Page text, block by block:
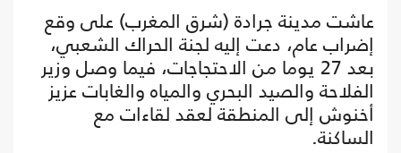
عاشت مدينة جرادة (شرق المغرب) على وقع
إضراب عام، دعت إليه لجنة الحراك الشعبي،
بعد 27 يوما من الاحتجاجات، فيما وصل وزير
الفلاحة والصيد البحري والمياه والغابات عزيز
أخنوش إلى المنطقة لعقد لقاءات مع
الساكنة.